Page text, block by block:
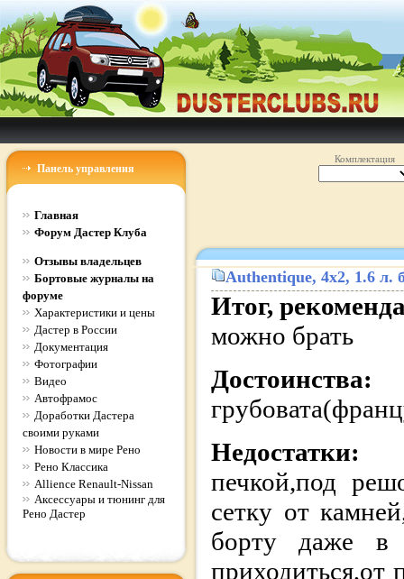
Панель управления
Главная
Форум Дастер Клуба
Отзывы владельцев
Бортовые журналы на
форуме
Характеристики и цены
Дастер в России
Документация
Фотографии
Видео
Автофрамос
Доработки Дастера
своими руками
Новости в мире Рено
Рено Классика
Allience Renault-Nissan
Аксессуары и тюнинг для
Рено Дастер
Комплектация
Authentique, 4x2, 1.6 л.
Итог,
можно брать
Достоинства:
Недостатки:
печкой,под
сетку от
борту даже в
приходиться,от